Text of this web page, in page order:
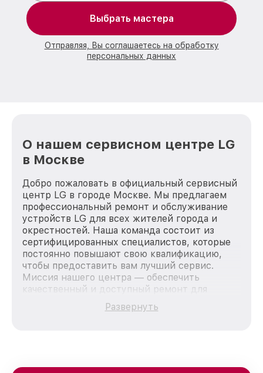
Выбрать мастера
Отправляя, Вы соглашаетесь на обработку
персональных данных
О нашем сервисном центре LG
в Москве
Добро пожаловать в официальный сервисный
центр LG в городе Москве. Мы предлагаем
профессиональный ремонт и обслуживание
устройств LG для всех жителей города и
окрестностей. Наша команда состоит из
сертифицированных специалистов, которые
постоянно повышают свою квалификацию,
чтобы предоставить вам лучший сервис.
Миссия нашего центра — обеспечить
качественный и доступный ремонт для
каждого пользователя продукции LG, вне
зависимости от сложности поломки. Мы
Развернуть